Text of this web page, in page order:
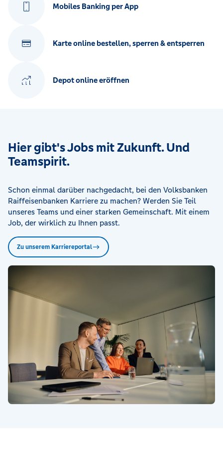
Mobiles Banking per App
Karte online bestellen, sperren & entsperren
Depot online eröffnen
Hier gibt's Jobs mit Zukunft. Und
Teamspirit.
Schon einmal darüber nachgedacht, bei den Volksbanken
Raiffeisenbanken Karriere zu machen? Werden Sie Teil
unseres Teams und einer starken Gemeinschaft. Mit einem
Job, der wirklich zu Ihnen passt.
Zu unserem Karriereportal